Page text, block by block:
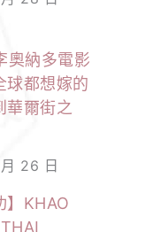
奧納多電影
球都想嫁的
華爾街之
26 日
】KHAO